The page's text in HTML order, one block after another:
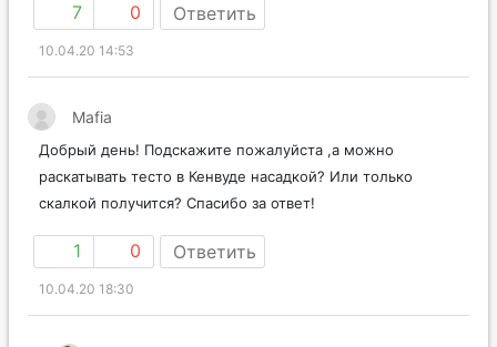
7 0 Ответить
10.04.20 14:53
Mafia
Добрый день! Подскажите пожалуйста ,а можно
раскатывать тесто в Кенвуде насадкой? Или только
скалкой получится? Спасибо за ответ!
1 0 Ответить
10.04.20 18:30